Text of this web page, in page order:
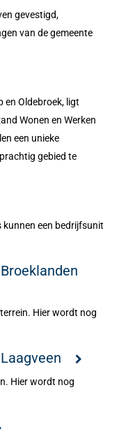
gevestigd,
van de gemeente
en Oldebroek, ligt
Wonen en Werken
een unieke
gebied te
een bedrijfsunit
Hier wordt nog
Hier wordt nog